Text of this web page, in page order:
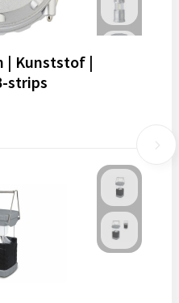
| Kunststof |
strips